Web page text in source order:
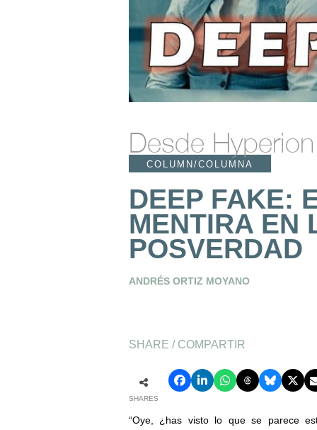
Desde Hyperion
COLUMN/COLUMNA
DEEP FAKE:
MENTIRA EN
POSVERDAD
ANDRÉS ORTIZ MOYANO
SHARE / COMPARTIR
SHARES
“Oye, ¿has visto lo que se parece